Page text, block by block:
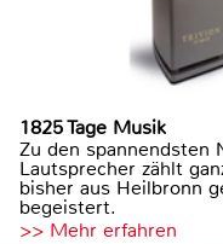
1825 Tage Musik
Zu den spannendsten
Lautsprecher zählt
bisher aus Heilbronn
begeistert.
>> Mehr erfahren